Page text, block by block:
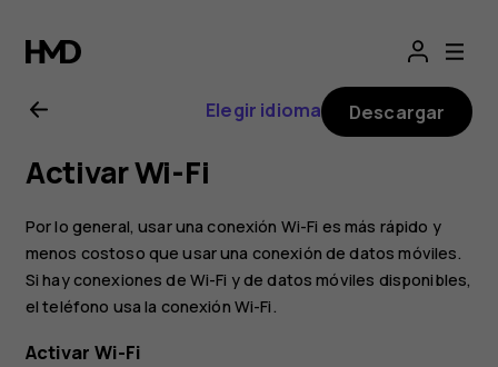
Manual
del
usuario
de
Nokia 2
Elegir idioma Descargar
Activar Wi-Fi
Por lo general, usar una conexión Wi-Fi es más rápido y
menos costoso que usar una conexión de datos móviles.
Si hay conexiones de Wi-Fi y de datos móviles disponibles,
el teléfono usa la conexión Wi-Fi.
Activar Wi-Fi